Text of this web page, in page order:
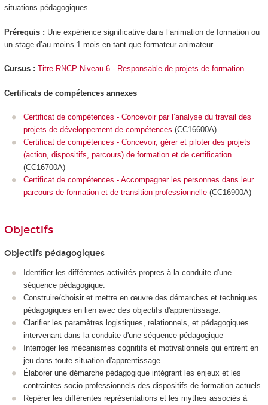
situations pédagogiques.
Prérequis : Une expérience significative dans l’animation de formation ou
un stage d’au moins 1 mois en tant que formateur animateur.
Cursus : Titre RNCP Niveau 6 - Responsable de projets de formation
Certificats de compétences annexes
Certificat de compétences - Concevoir par l’analyse du travail des
projets de développement de compétences (CC16600A)
Certificat de compétences - Concevoir, gérer et piloter des projets
(action, dispositifs, parcours) de formation et de certification
(CC16700A)
Certificat de compétences - Accompagner les personnes dans leur
parcours de formation et de transition professionnelle (CC16900A)
Objectifs
Objectifs pédagogiques
Identifier les différentes activités propres à la conduite d'une
séquence pédagogique.
Construire/choisir et mettre en œuvre des démarches et techniques
pédagogiques en lien avec des objectifs d'apprentissage.
Clarifier les paramètres logistiques, relationnels, et pédagogiques
intervenant dans la conduite d'une séquence pédagogique
Interroger les mécanismes cognitifs et motivationnels qui entrent en
jeu dans toute situation d'apprentissage
Élaborer une démarche pédagogique intégrant les enjeux et les
contraintes socio-professionnels des dispositifs de formation actuels
Repérer les différentes représentations et les mythes associés à